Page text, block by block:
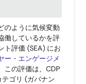
のように気候変動
働しているかを評
ト評価 (SEA) にお
ー・エンゲージメ
この評価は、CDP
ゴリ (ガバナン